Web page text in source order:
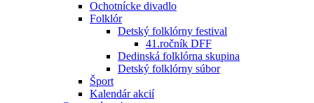
Ochotnícke divadlo
Folklór
Detský folklórny festival
41.ročník DFF
Dedinská folklórna skupina
Detský folklórny súbor
Šport
Kalendár akcií